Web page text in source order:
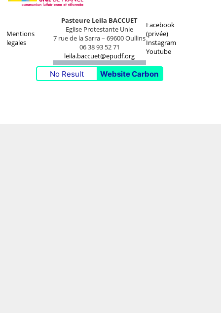
Mentions
legales
Pasteure Leila BACCUET
Eglise Protestante Unie
7 rue de la Sarra – 69600 Oullins
06 38 93 52 71
leila.baccuet@epudf.org
Facebook
(privée)
Instagram
Youtube
No Result Website Carbon